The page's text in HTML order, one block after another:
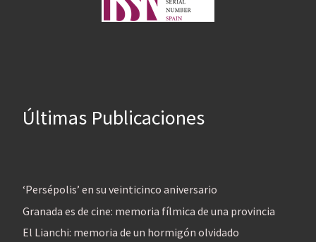
Últimas Publicaciones
‘Persépolis’ en su veinticinco aniversario
Granada es de cine: memoria fílmica de una provincia
El Lianchi: memoria de un hormigón olvidado